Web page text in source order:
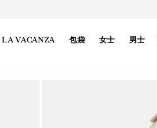
LA VACANZA 包袋 女士 男士